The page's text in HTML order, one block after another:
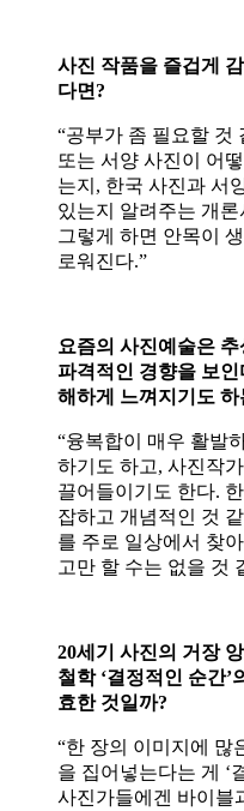
사진 작품을 즐겁게
다면?
“공부가 좀 필요할 것
또는 서양 사진이 어
는지, 한국 사진과 서
있는지 알려주는 개
그렇게 하면 안목이
로워진다.”
요즘의 사진예술은
파격적인 경향을 보
해하게 느껴지기도 하
“융복합이 매우 활발
하기도 하고, 사진작
끌어들이기도 한다.
잡하고 개념적인 것
를 주로 일상에서 찾
고만 할 수는 없을 것
20세기 사진의 거장
철학 ‘결정적인 순간
효한 것일까?
“한 장의 이미지에 많
을 집어넣는다는 게 ‘
사진가들에겐 바이블